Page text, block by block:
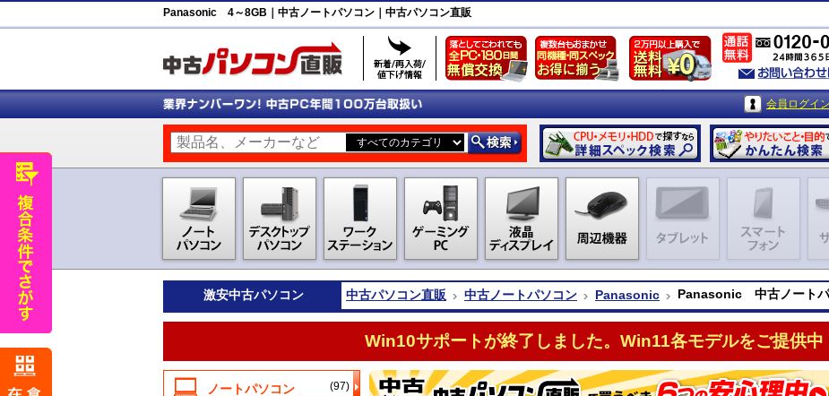
Panasonic 4～8GB｜中古ノートパソコン｜中古パソコン直販
会員ログイン
激安中古パソコン 中古パソコン直販 中古ノートパソコン Panasonic Panasonic 中古ノート
Win10サポートが終了しました。Win11各モデルをご提供中
(97)